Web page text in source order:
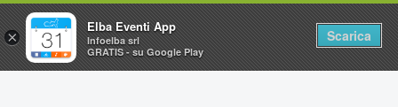
Home
×
Elba Eventi App
Infoelba srl
GRATIS - su Google Play
Scarica